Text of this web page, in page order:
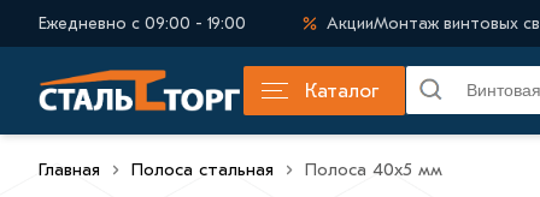
Ежедневно с 09:00 - 19:00 АкцииМонтаж винтовых
Каталог
Главная Полоса стальная Полоса 40х5 мм